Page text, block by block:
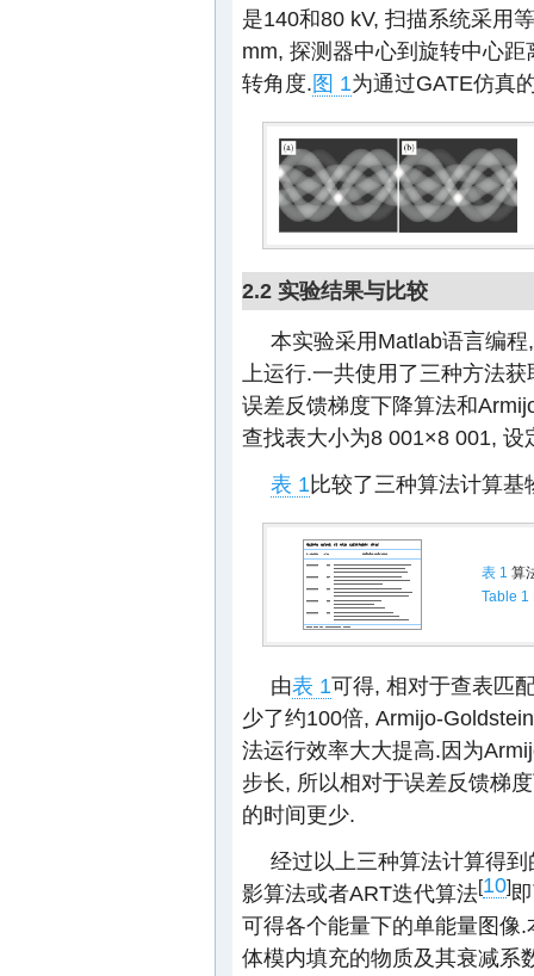
是140和80 kV, 扫描系统采用
mm, 探测器中心到旋转中心
转角度.图 1为通过GATE仿真
2.2 实验结果与比较
本实验采用Matlab语言编
上运行.一共使用了三种方法
误差反馈梯度下降算法和
查找表大小为8 001×8 001,
表 1比较了三种算法计算
表 1 算
Table 1
由表 1可得, 相对于查表匹
少了约100倍, Armijo-
法运行效率大大提高.因为
步长, 所以相对于误差反馈梯
的时间更少.
经过以上三种算法计算得
影算法或者ART迭代算法[10]
可得各个能量下的单能量图像
体模内填充的物质及其衰减系